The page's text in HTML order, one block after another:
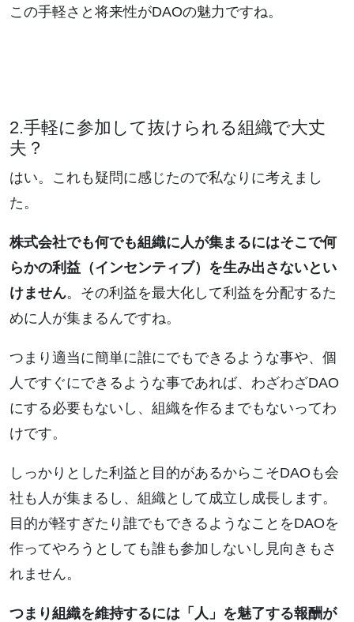
この手軽さと将来性がDAOの魅力ですね。
2.手軽に参加して抜けられる組織で大丈
夫？
はい。これも疑問に感じたので私なりに考えまし
た。
株式会社でも何でも組織に人が集まるにはそこで何
らかの利益（インセンティブ）を生み出さないとい
けません。その利益を最大化して利益を分配するた
めに人が集まるんですね。
つまり適当に簡単に誰にでもできるような事や、個
人ですぐにできるような事であれば、わざわざDAO
にする必要もないし、組織を作るまでもないってわ
けです。
しっかりとした利益と目的があるからこそDAOも会
社も人が集まるし、組織として成立し成長します。
目的が軽すぎたり誰でもできるようなことをDAOを
作ってやろうとしても誰も参加しないし見向きもさ
れません。
つまり組織を維持するには「人」を魅了する報酬が